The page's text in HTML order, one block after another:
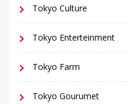
Tokyo Culture
Tokyo Enterteinment
Tokyo Farm
Tokyo Gourumet